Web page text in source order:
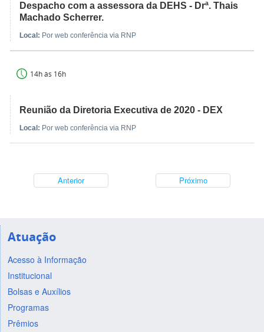
Despacho com a assessora da DEHS - Drª. Thais
Machado Scherrer.
Local: Por web conferência via RNP
14h às 16h
Reunião da Diretoria Executiva de 2020 - DEX
Local: Por web conferência via RNP
Anterior Próximo
Atuação
Acesso à Informação
Institucional
Bolsas e Auxílios
Programas
Prêmios